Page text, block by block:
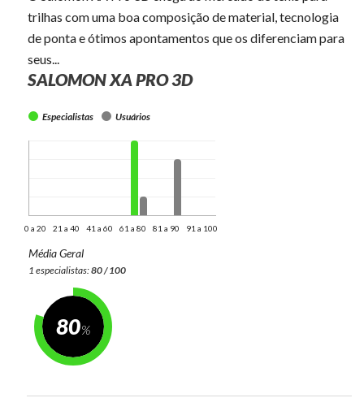
trilhas com uma boa composição de material, tecnologia
de ponta e ótimos apontamentos que os diferenciam para
seus...
SALOMON XA PRO 3D
Especialistas Usuários
0 a 20 21 a 40 41 a 60 61 a 80 81 a 90 91 a 100
Média Geral
1 especialistas:80 / 100
80